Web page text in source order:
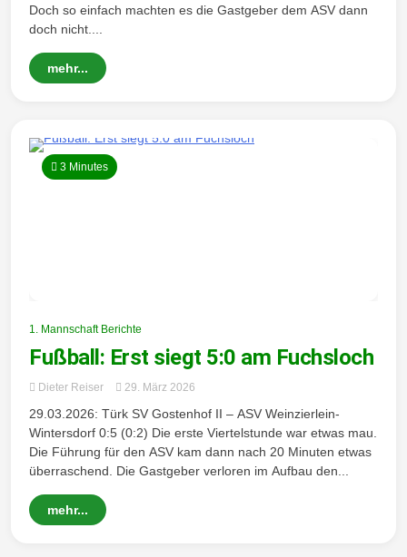
Doch so einfach machten es die Gastgeber dem ASV dann
doch nicht....
mehr...
3 Minutes
1. Mannschaft Berichte
Fußball: Erst siegt 5:0 am Fuchsloch
Dieter Reiser 29. März 2026
29.03.2026: Türk SV Gostenhof II – ASV Weinzierlein-
Wintersdorf 0:5 (0:2) Die erste Viertelstunde war etwas mau.
Die Führung für den ASV kam dann nach 20 Minuten etwas
überraschend. Die Gastgeber verloren im Aufbau den...
mehr...